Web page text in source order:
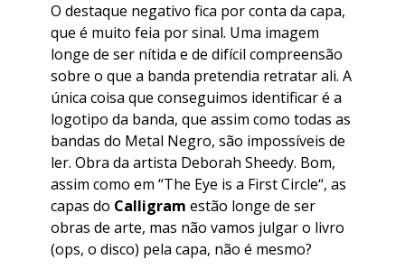
O destaque negativo fica por conta da capa,
que é muito feia por sinal. Uma imagem
longe de ser nítida e de difícil compreensão
sobre o que a banda pretendia retratar ali. A
única coisa que conseguimos identificar é a
logotipo da banda, que assim como todas as
bandas do Metal Negro, são impossíveis de
ler. Obra da artista Deborah Sheedy. Bom,
assim como em “The Eye is a First Circle“, as
capas do Calligram estão longe de ser
obras de arte, mas não vamos julgar o livro
(ops, o disco) pela capa, não é mesmo?